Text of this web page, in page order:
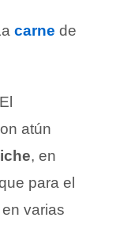
carne de
atún
, en
para el
varias